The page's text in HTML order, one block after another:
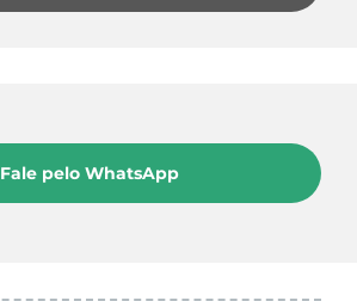
Fale pelo WhatsApp